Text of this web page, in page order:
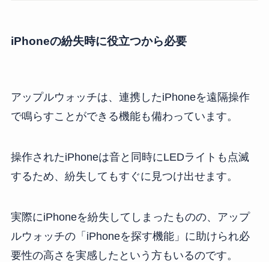
iPhoneの紛失時に役立つから必要
アップルウォッチは、連携したiPhoneを遠隔操作
で鳴らすことができる機能も備わっています。
操作されたiPhoneは音と同時にLEDライトも点滅
するため、紛失してもすぐに見つけ出せます。
実際にiPhoneを紛失してしまったものの、アップ
ルウォッチの「iPhoneを探す機能」に助けられ必
要性の高さを実感したという方もいるのです。